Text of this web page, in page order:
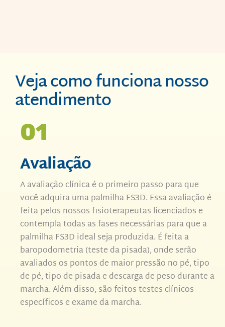
Veja como funciona nosso
atendimento
01
Avaliação
A avaliação clínica é o primeiro passo para que
você adquira uma palmilha FS3D. Essa avaliação é
feita pelos nossos fisioterapeutas licenciados e
contempla todas as fases necessárias para que a
palmilha FS3D ideal seja produzida. É feita a
baropodometria (teste da pisada), onde serão
avaliados os pontos de maior pressão no pé, tipo
de pé, tipo de pisada e descarga de peso durante a
marcha. Além disso, são feitos testes clínicos
específicos e exame da marcha.